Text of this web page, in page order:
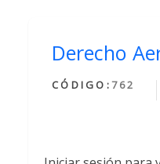
Derecho
CÓDIGO: 762